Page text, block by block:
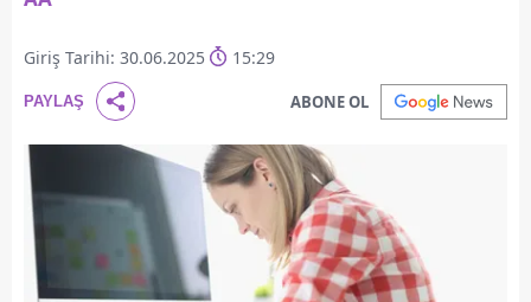
Giriş Tarihi: 30.06.2025 15:29
PAYLAŞ ABONE OL